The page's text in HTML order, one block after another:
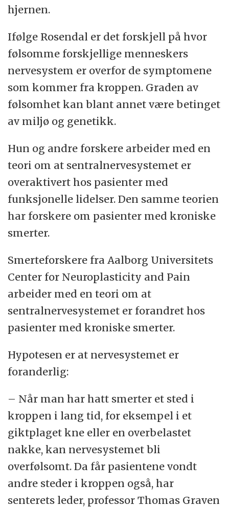
hjernen.
Ifølge Rosendal er det forskjell på hvor
følsomme forskjellige menneskers
nervesystem er overfor de symptomene
som kommer fra kroppen. Graden av
følsomhet kan blant annet være betinget
av miljø og genetikk.
Hun og andre forskere arbeider med en
teori om at sentralnervesystemet er
overaktivert hos pasienter med
funksjonelle lidelser. Den samme teorien
har forskere om pasienter med kroniske
smerter.
Smerteforskere fra Aalborg Universitets
Center for Neuroplasticity and Pain
arbeider med en teori om at
sentralnervesystemet er forandret hos
pasienter med kroniske smerter.
Hypotesen er at nervesystemet er
foranderlig:
– Når man har hatt smerter et sted i
kroppen i lang tid, for eksempel i et
giktplaget kne eller en overbelastet
nakke, kan nervesystemet bli
overfølsomt. Da får pasientene vondt
andre steder i kroppen også, har
senterets leder, professor Thomas Graven